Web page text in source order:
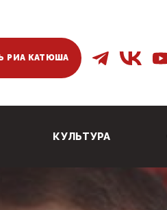
РИА КАТЮША
КУЛЬТУРА